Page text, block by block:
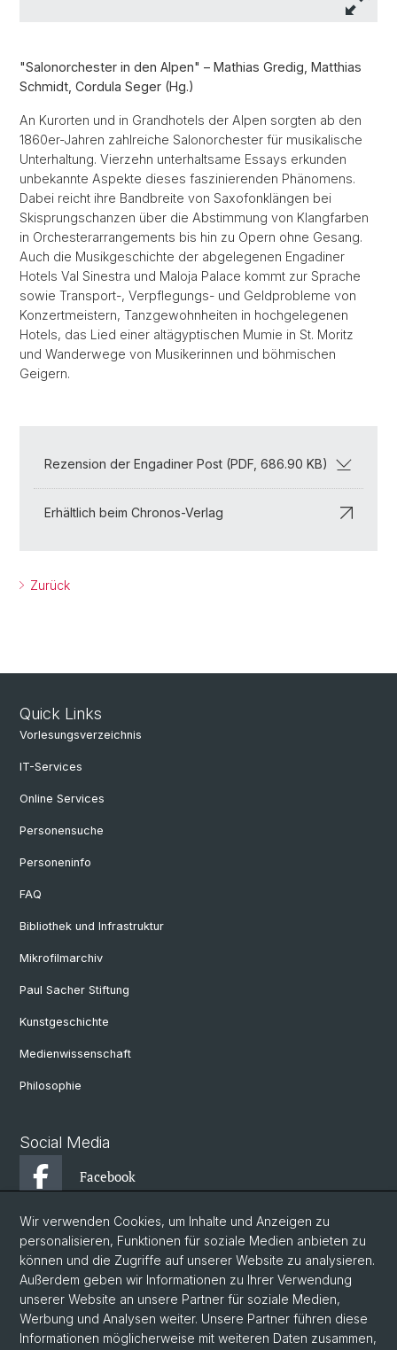
"Salonorchester in den Alpen" – Mathias Gredig, Matthias
Schmidt, Cordula Seger (Hg.)
An Kurorten und in Grandhotels der Alpen sorgten ab den
1860er-Jahren zahlreiche Salonorchester für musikalische
Unterhaltung. Vierzehn unterhaltsame Essays erkunden
unbekannte Aspekte dieses faszinierenden Phänomens.
Dabei reicht ihre Bandbreite von Saxofonklängen bei
Skisprungschanzen über die Abstimmung von Klangfarben
in Orchesterarrangements bis hin zu Opern ohne Gesang.
Auch die Musikgeschichte der abgelegenen Engadiner
Hotels Val Sinestra und Maloja Palace kommt zur Sprache
sowie Transport-, Verpflegungs- und Geldprobleme von
Konzertmeistern, Tanzgewohnheiten in hochgelegenen
Hotels, das Lied einer altägyptischen Mumie in St. Moritz
und Wanderwege von Musikerinnen und böhmischen
Geigern.
Rezension der Engadiner Post (PDF, 686.90 KB)
Erhältlich beim Chronos-Verlag
Zurück
Quick Links
Vorlesungsverzeichnis
IT-Services
Online Services
Personensuche
Personeninfo
FAQ
Bibliothek und Infrastruktur
Mikrofilmarchiv
Paul Sacher Stiftung
Kunstgeschichte
Medienwissenschaft
Philosophie
Social Media
Facebook
Instagram
YouTube
Wir verwenden Cookies, um Inhalte und Anzeigen zu
personalisieren, Funktionen für soziale Medien anbieten zu
können und die Zugriffe auf unserer Website zu analysieren.
Außerdem geben wir Informationen zu Ihrer Verwendung
unserer Website an unsere Partner für soziale Medien,
Werbung und Analysen weiter. Unsere Partner führen diese
Informationen möglicherweise mit weiteren Daten zusammen,